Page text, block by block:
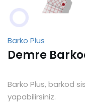
Barko Plus
Demre
Barko Plus, barkod
yapabilirsiniz.